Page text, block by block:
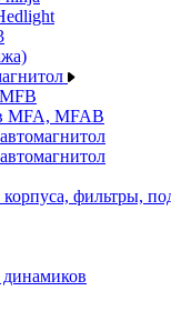
MFA, MFAB
корпуса, фильтры,